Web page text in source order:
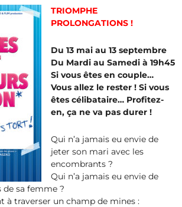
TRIOMPHE
PROLONGATIONS !
Du 13 mai au 13 septembre
Du Mardi au Samedi à 19h45
Si vous êtes en couple…
Vous allez le rester ! Si vous
êtes célibataire… Profitez-
en, ça ne va pas durer !
Qui n’a jamais eu envie de
jeter son mari avec les
encombrants ?
Qui n’a jamais eu envie de
de sa femme ?
à traverser un champ de mines :